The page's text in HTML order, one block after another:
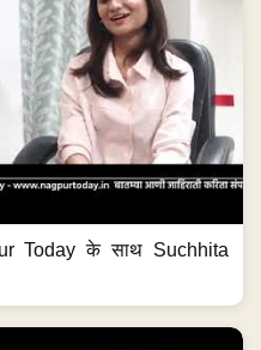
Today के साथ Suchhita